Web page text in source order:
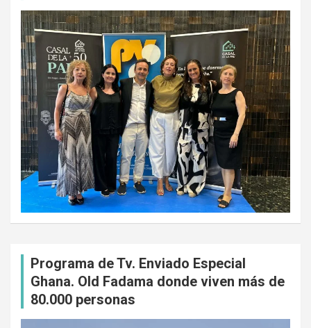
Programa de Tv. Enviado Especial
Ghana. Old Fadama donde viven más de
80.000 personas